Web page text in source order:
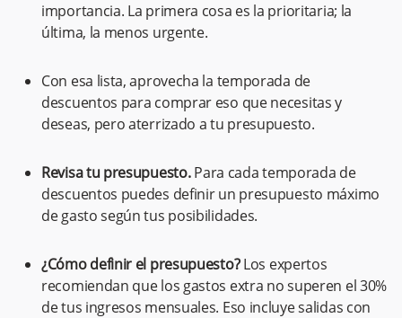
importancia. La primera cosa es la prioritaria; la
última, la menos urgente.
Con esa lista, aprovecha la temporada de
descuentos para comprar eso que necesitas y
deseas, pero aterrizado a tu presupuesto.
Revisa tu presupuesto.Para cada temporada de
descuentos puedes definir un presupuesto máximo
de gasto según tus posibilidades.
¿Cómo definir el presupuesto?Los expertos
recomiendan que los gastos extra no superen el 30%
de tus ingresos mensuales. Eso incluye salidas con